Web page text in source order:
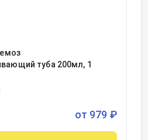
туба 200мл, 1
от 979 ₽